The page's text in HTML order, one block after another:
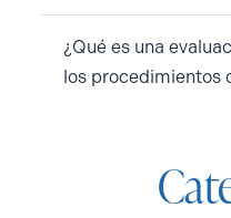
¿Qué es una
los procedimientos